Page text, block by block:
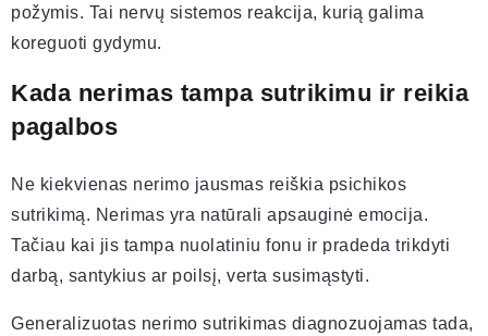
požymis. Tai nervų sistemos reakcija, kurią galima
koreguoti gydymu.
Kada nerimas tampa sutrikimu ir reikia
pagalbos
Ne kiekvienas nerimo jausmas reiškia psichikos
sutrikimą. Nerimas yra natūrali apsauginė emocija.
Tačiau kai jis tampa nuolatiniu fonu ir pradeda trikdyti
darbą, santykius ar poilsį, verta susimąstyti.
Generalizuotas nerimo sutrikimas diagnozuojamas tada,